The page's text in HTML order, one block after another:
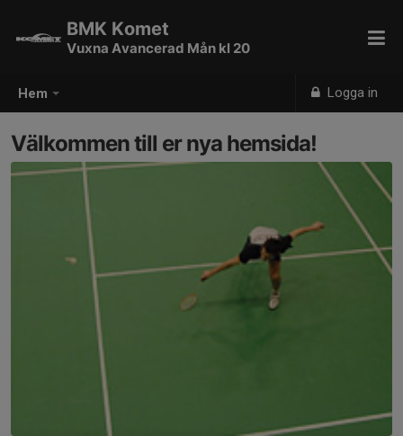
Hem Logga in
BMK Komet
Vuxna Avancerad Mån kl 20
Välkommen till er nya hemsida!